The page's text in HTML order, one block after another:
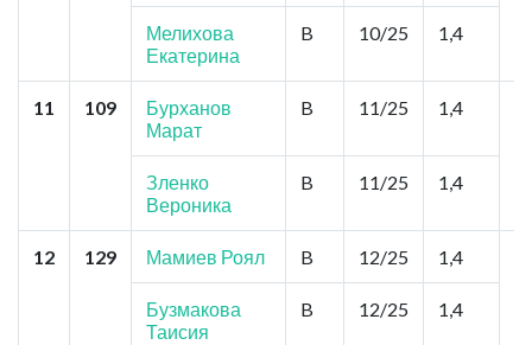
Мелихова
Екатерина
B 10/25 1,4
11 109
Бурханов
Марат
B 11/25 1,4
Зленко
Вероника
B 11/25 1,4
12 129 Мамиев Роял B 12/25 1,4
Бузмакова
Таисия
B 12/25 1,4